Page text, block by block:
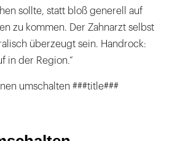
sollte, statt bloß generell auf
zu kommen. Der Zahnarzt selbst
überzeugt sein. Handrock:
in der Region.“
umschalten ###title###